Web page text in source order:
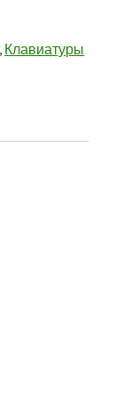
Клавиатуры